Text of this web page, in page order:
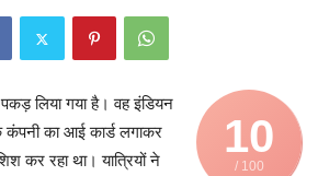
10
/ 100
लिया गया है। वह इंडियन
का आई कार्ड लगाकर
कर रहा था। यात्रियों ने